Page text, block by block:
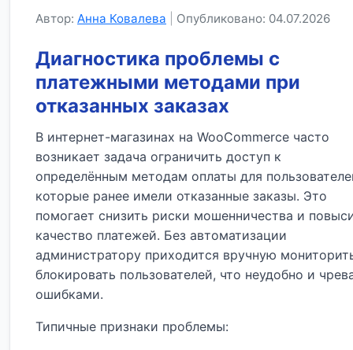
Автор: Анна Ковалева Опубликовано: 04.07.2026
Диагностика проблемы с
платежными методами при
отказанных заказах
В интернет-магазинах на WooCommerce часто
возникает задача ограничить доступ к
определённым методам оплаты для
которые ранее имели отказанные заказы. Это
помогает снизить риски мошенничества и
качество платежей. Без автоматизации
администратору приходится вручную
блокировать пользователей, что неудобно и
ошибками.
Типичные признаки проблемы: